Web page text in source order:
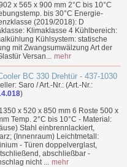
x 565 x 900 mm 2°C bis 10°C
bis 30°C Energie-
(2019/2018): D
Klimaklasse 4 Kühlbereich:
Kühlsystem: statische
mit Zwangsumwälzung Art der
Versan... mehr
BC 330 Drehtür - 437-1030
Saro / Art.-Nr.: (Art.-Nr.:
)
x 520 x 850 mm 6 Roste 500 x
Temp. 2°C bis 10°C - Material:
Stahl einbrennlackiert,
(Innenraum) Leichtmetall:
- Türen doppelverglast,
abschließbar -
nicht ... mehr